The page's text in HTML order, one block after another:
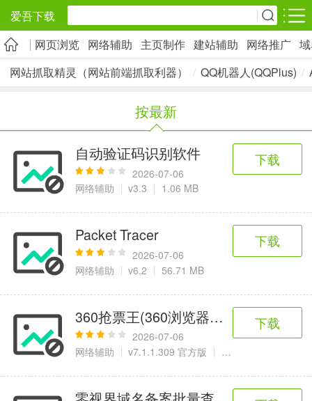
爱吾下载
安卓应用 安卓游戏
旅游出行
社交通讯
2千+款应用
影音播放
实用工具
2万+款应用
金融理财
2百+款应用
网上购物
资讯阅读
1万+款应用
学习办公
3万+款应用
生活服务
2万+款应用
医疗健康
6千+款应用
母婴育儿
2百+款应用
趣味娱乐
3千+款应用
9百+款应用
网页浏览 网络辅助 主页制作 建站辅助 网络推广
网站抓取精灵（网站前端抓取利器）
/ QQ机器人(QQPlus) /
按最新
自动验证码识别软件
2026-07-06
网络辅助
v3.3 1.06 MB
下载
Packet Tracer
2026-07-06
网络辅助
v6.2 56.71 MB
下载
360抢票王(360浏览器抢票插件)
2026-07-06
网络辅助
v7.1.1.309 官方版 41.2 MB
下载